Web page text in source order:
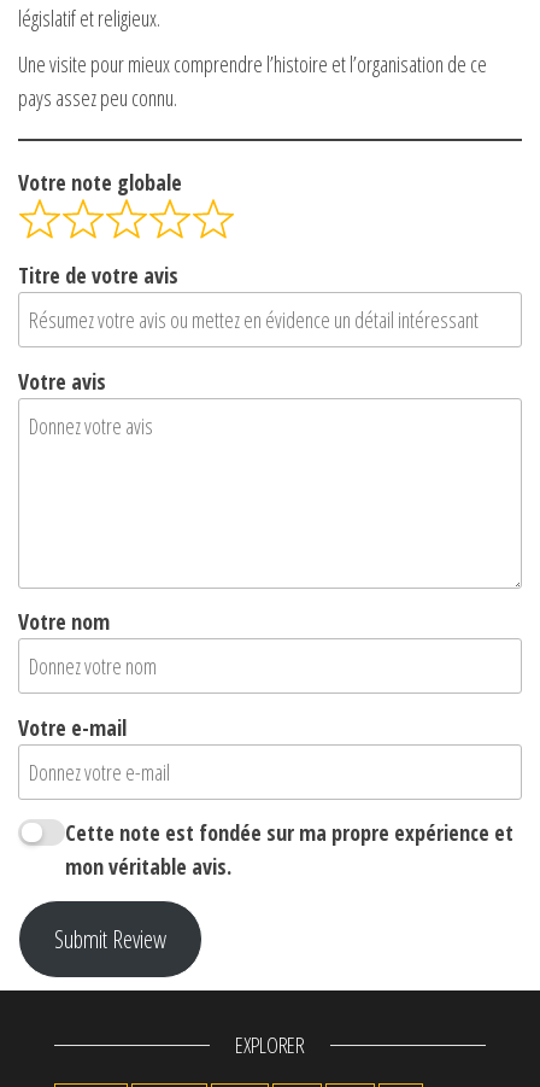
législatif et religieux.
Une visite pour mieux comprendre l’histoire et l’organisation de ce
pays assez peu connu.
Votre note globale
Titre de votre avis
Votre avis
Votre nom
Votre e-mail
Cette note est fondée sur ma propre expérience et
mon véritable avis.
Submit Review
EXPLORER